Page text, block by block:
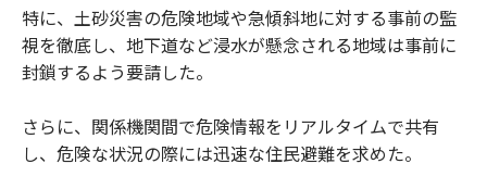
特に、土砂災害の危険地域や急傾斜地に対する事前の監
視を徹底し、地下道など浸水が懸念される地域は事前に
封鎖するよう要請した。
さらに、関係機関間で危険情報をリアルタイムで共有
し、危険な状況の際には迅速な住民避難を求めた。